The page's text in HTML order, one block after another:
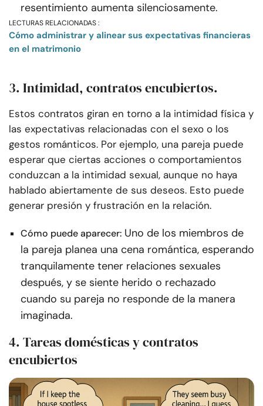
resentimiento aumenta silenciosamente.
LECTURAS RELACIONADAS :
Cómo administrar y alinear sus expectativas financieras
en el matrimonio
3. Intimidad, contratos encubiertos.
Estos contratos giran en torno a la intimidad física y
las expectativas relacionadas con el sexo o los
gestos románticos. Por ejemplo, una pareja puede
esperar que ciertas acciones o comportamientos
conduzcan a la intimidad sexual, aunque no haya
hablado abiertamente de sus deseos. Esto puede
generar presión y frustración en la relación.
Cómo puede aparecer: Uno de los miembros de
la pareja planea una cena romántica, esperando
tranquilamente tener relaciones sexuales
después, y se siente herido o rechazado
cuando su pareja no responde de la manera
imaginada.
4. Tareas domésticas y contratos
encubiertos